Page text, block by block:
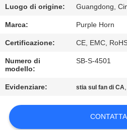
DI
QUALITÀ
CONTATTICI
RICHIEDA
UNA
CITAZIONE
Luogo di origine: Guangdong,
Marca: Purple Horn
Certificazione: CE, EMC,
Numero di
modello:
SB-S-4501
Evidenziare: stia sul fan di CA